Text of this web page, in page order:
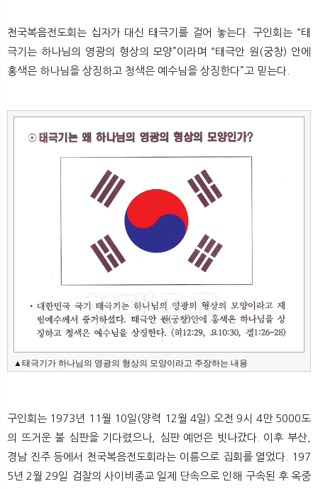
천국복음전도회는 십자가 대신 태극기를 걸어 놓는다. 구인회는 “태
극기는 하나님의 영광의 형상의 모양”이라며 “태극안 원(궁창) 안에
홍색은 하나님을 상징하고 청색은 예수님을 상징한다”고 믿는다.
▲태극기가 하나님의 영광의 형상의 모양이라고 주장하는 내용
구인회는 1973년 11월 10일(양력 12월 4일) 오전 9시 4만 5000도
의 뜨거운 불 심판을 기다렸으나, 심판 예언은 빗나갔다. 이후 부산,
경남 진주 등에서 천국복음전도회라는 이름으로 집회를 열었다. 197
5년 2월 29일 검찰의 사이비종교 일제 단속으로 인해 구속된 후 옥중